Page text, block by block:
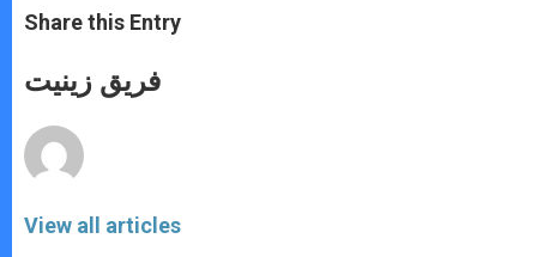
t
s
p
p
s
e
g
e
e
b
o
k
Share this Entry
فريق زينيت
View all articles